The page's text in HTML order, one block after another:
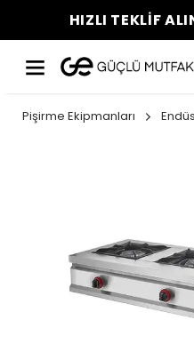
HIZLI TEKLİF
Pişirme Ekipmanları